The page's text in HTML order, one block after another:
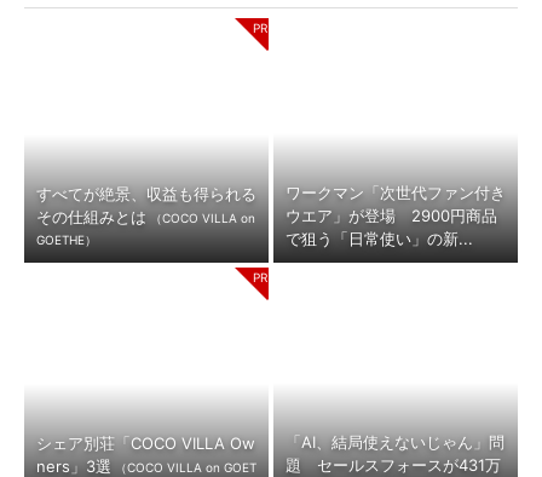
すべてが絶景、収益も得られる
その仕組みとは
（COCO VILLA on
GOETHE）
ワークマン「次世代ファン付き
ウエア」が登場 2900円商品
で狙う「日常使い」の新...
シェア別荘「COCO VILLA Ow
ners」3選
（COCO VILLA on GOET
「AI、結局使えないじゃん」問
題 セールスフォースが431万